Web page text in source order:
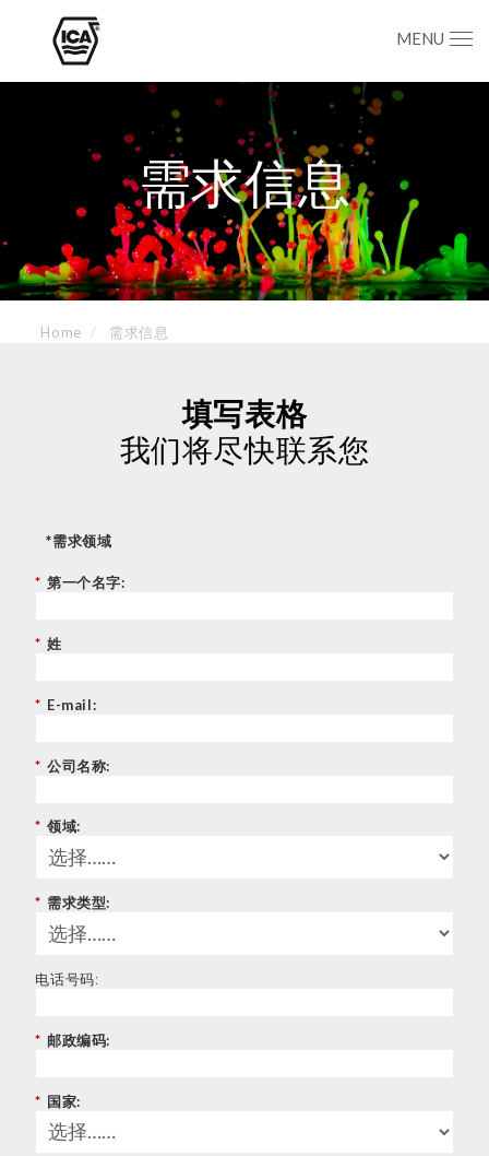
MENU
需求信息
Home 需求信息
填写表格
我们将尽快联系您
*需求领域
* 第一个名字:
* 姓
* E-mail:
* 公司名称:
* 领域:
* 需求类型:
电话号码:
* 邮政编码:
* 国家: